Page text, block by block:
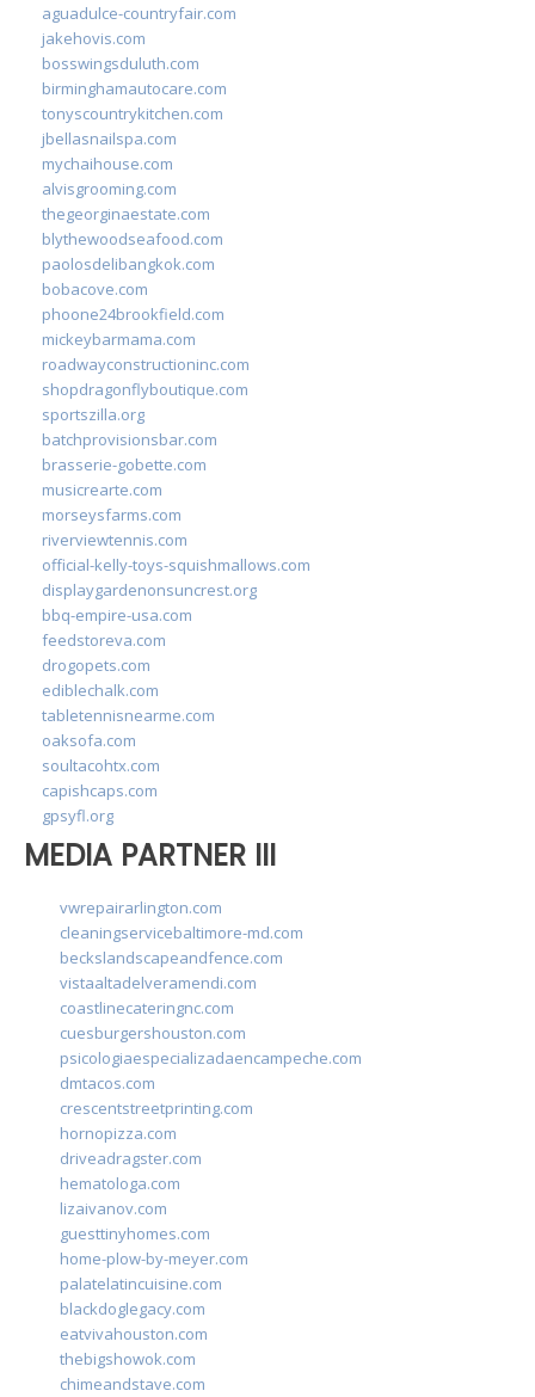
aguadulce-countryfair.com
jakehovis.com
bosswingsduluth.com
birminghamautocare.com
tonyscountrykitchen.com
jbellasnailspa.com
mychaihouse.com
alvisgrooming.com
thegeorginaestate.com
blythewoodseafood.com
paolosdelibangkok.com
bobacove.com
phoone24brookfield.com
mickeybarmama.com
roadwayconstructioninc.com
shopdragonflyboutique.com
sportszilla.org
batchprovisionsbar.com
brasserie-gobette.com
musicrearte.com
morseysfarms.com
riverviewtennis.com
official-kelly-toys-squishmallows.com
displaygardenonsuncrest.org
bbq-empire-usa.com
feedstoreva.com
drogopets.com
ediblechalk.com
tabletennisnearme.com
oaksofa.com
soultacohtx.com
capishcaps.com
gpsyfl.org
MEDIA PARTNER III
vwrepairarlington.com
cleaningservicebaltimore-md.com
beckslandscapeandfence.com
vistaaltadelveramendi.com
coastlinecateringnc.com
cuesburgershouston.com
psicologiaespecializadaencampeche.com
dmtacos.com
crescentstreetprinting.com
hornopizza.com
driveadragster.com
hematologa.com
lizaivanov.com
guesttinyhomes.com
home-plow-by-meyer.com
palatelatincuisine.com
blackdoglegacy.com
eatvivahouston.com
thebigshowok.com
chimeandstave.com